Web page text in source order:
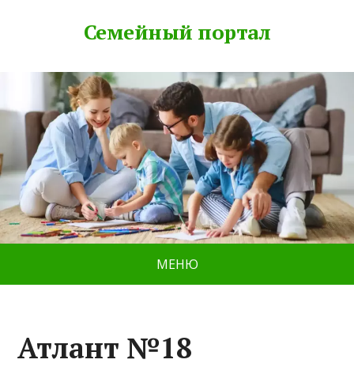
Семейный портал
МЕНЮ
Атлант №18